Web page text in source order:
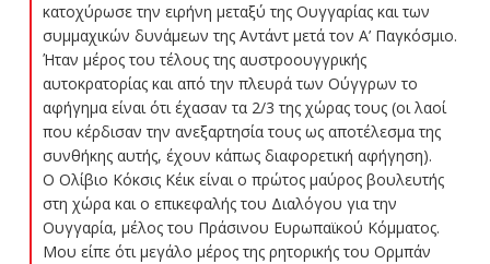
κατοχύρωσε την ειρήνη μεταξύ της Ουγγαρίας και των
συμμαχικών δυνάμεων της Αντάντ μετά τον Α’ Παγκόσμιο.
Ήταν μέρος του τέλους της αυστροουγγρικής
αυτοκρατορίας και από την πλευρά των Ούγγρων το
αφήγημα είναι ότι έχασαν τα 2/3 της χώρας τους (οι λαοί
που κέρδισαν την ανεξαρτησία τους ως αποτέλεσμα της
συνθήκης αυτής, έχουν κάπως διαφορετική αφήγηση).
Ο Ολίβιο Κόκσις Κέικ είναι ο πρώτος μαύρος βουλευτής
στη χώρα και ο επικεφαλής του Διαλόγου για την
Ουγγαρία, μέλος του Πράσινου Ευρωπαϊκού Κόμματος.
Μου είπε ότι μεγάλο μέρος της ρητορικής του Ορμπάν